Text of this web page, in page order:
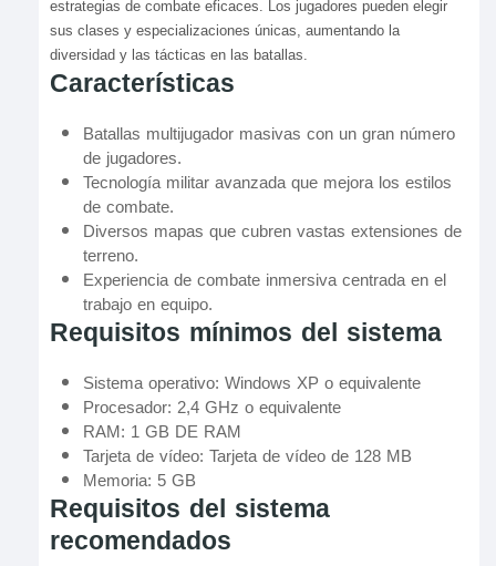
estrategias de combate eficaces. Los jugadores pueden elegir
sus clases y especializaciones únicas, aumentando la
diversidad y las tácticas en las batallas.
Características
Batallas multijugador masivas con un gran número
de jugadores.
Tecnología militar avanzada que mejora los estilos
de combate.
Diversos mapas que cubren vastas extensiones de
terreno.
Experiencia de combate inmersiva centrada en el
trabajo en equipo.
Requisitos mínimos del sistema
Sistema operativo: Windows XP o equivalente
Procesador: 2,4 GHz o equivalente
RAM: 1 GB DE RAM
Tarjeta de vídeo: Tarjeta de vídeo de 128 MB
Memoria: 5 GB
Requisitos del sistema
recomendados